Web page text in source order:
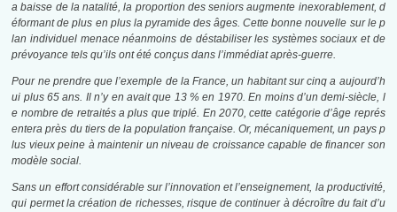
a baisse de la natalité, la proportion des seniors augmente inexorablement, d
éformant de plus en plus la pyramide des âges. Cette bonne nouvelle sur le p
lan individuel menace néanmoins de déstabiliser les systèmes sociaux et de
prévoyance tels qu’ils ont été conçus dans l’immédiat après-guerre.
Pour ne prendre que l’exemple de la France, un habitant sur cinq a aujourd’h
ui plus 65 ans. Il n’y en avait que 13 % en 1970. En moins d’un demi-siècle, l
e nombre de retraités a plus que triplé. En 2070, cette catégorie d’âge représ
entera près du tiers de la population française. Or, mécaniquement, un pays p
lus vieux peine à maintenir un niveau de croissance capable de financer son
modèle social.
Sans un effort considérable sur l’innovation et l’enseignement, la productivité,
qui permet la création de richesses, risque de continuer à décroître du fait d’u